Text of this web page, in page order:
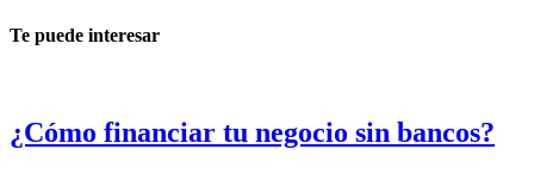
Te puede interesar
¿Cómo financiar tu negocio sin bancos?